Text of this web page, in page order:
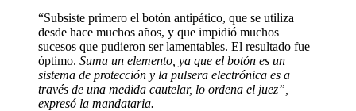
“Subsiste primero el botón antipático, que se utiliza
desde hace muchos años, y que impidió muchos
sucesos que pudieron ser lamentables. El resultado fue
óptimo. Suma un elemento, ya que el botón es un
sistema de protección y la pulsera electrónica es a
través de una medida cautelar, lo ordena el juez”,
expresó la mandataria.